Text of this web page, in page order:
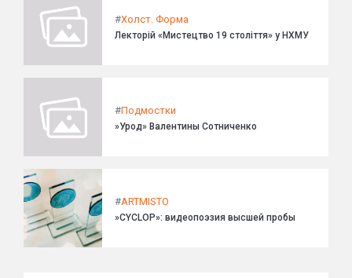
#Холст. Форма
Лекторій «Мистецтво 19 століття» у НХМУ
#Подмостки
»Урод» Валентины Сотниченко
#ARTMISTO
»CYCLOP»: видеопоэзия высшей пробы